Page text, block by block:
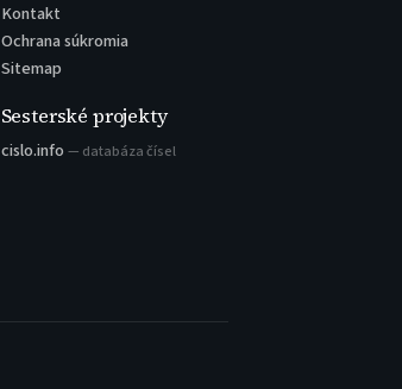
Kontakt
Ochrana súkromia
Sitemap
Sesterské projekty
cislo.info — databáza čísel